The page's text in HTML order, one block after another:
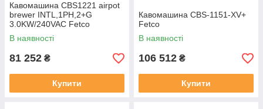
Кавомашина CBS1221 airpot
brewer INTL,1PH,2+G
3.0KW/240VAC Fetco
В наявності
81 252 ₴
Купити
Кавомашина CBS-1151-XV+
Fetco
В наявності
106 512 ₴
Купити